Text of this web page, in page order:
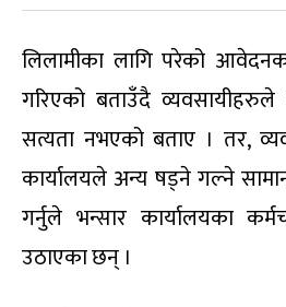
लिलामीका लागि परेको
गरिएको बताउँदै
सत्यता नभएको बताए । तर,
कार्यालयले अन्य षड्ने गल्ने सामान
गर्नुले भन्सार कार्यालयका
उठाएका छन् ।